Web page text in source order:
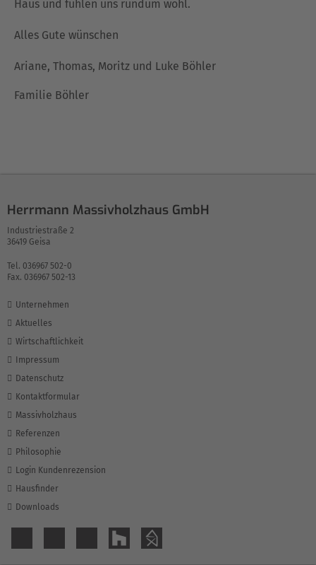
Haus und fühlen uns rundum wohl.
Alles Gute wünschen
Ariane, Thomas, Moritz und Luke Böhler
Familie Böhler
Herrmann Massivholzhaus GmbH
Industriestraße 2
36419 Geisa
Tel. 036967 502-0
Fax. 036967 502-13
Unternehmen
Aktuelles
Wirtschaftlichkeit
Impressum
Datenschutz
Kontaktformular
Massivholzhaus
Referenzen
Philosophie
Login Kundenrezension
Hausfinder
Downloads